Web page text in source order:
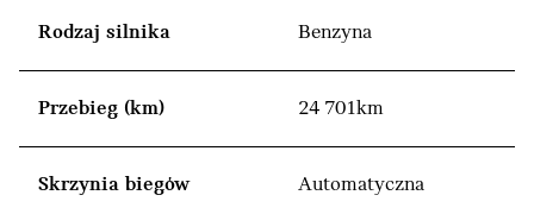
Rodzaj silnika Benzyna
Przebieg (km) 24 701km
Skrzynia biegów Automatyczna